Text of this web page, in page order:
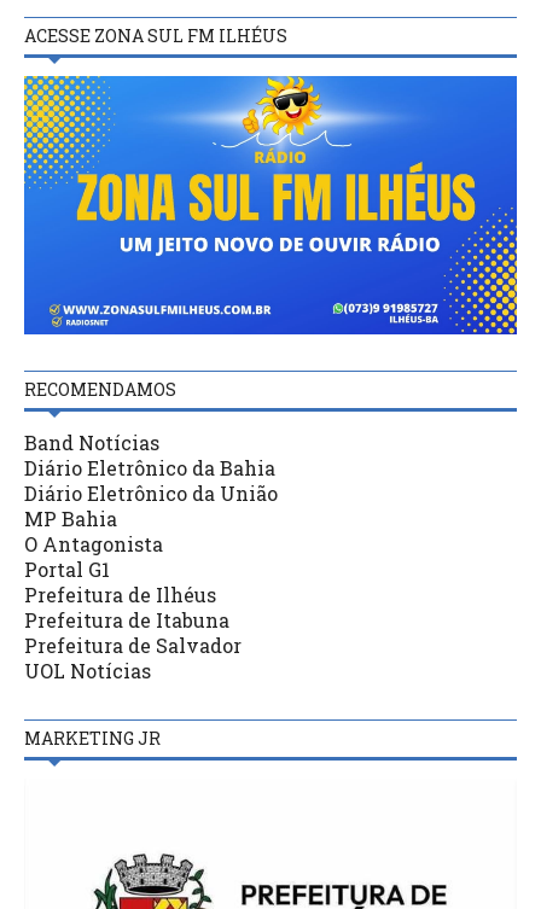
ACESSE ZONA SUL FM ILHÉUS
RECOMENDAMOS
Band Notícias
Diário Eletrônico da Bahia
Diário Eletrônico da União
MP Bahia
O Antagonista
Portal G1
Prefeitura de Ilhéus
Prefeitura de Itabuna
Prefeitura de Salvador
UOL Notícias
MARKETING JR